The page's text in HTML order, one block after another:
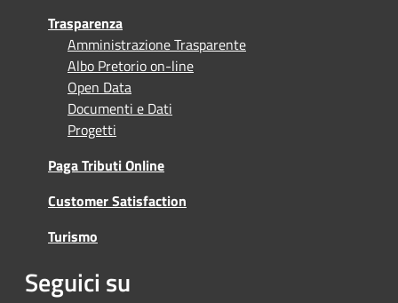
Trasparenza
Amministrazione Trasparente
Albo Pretorio on-line
Open Data
Documenti e Dati
Progetti
Paga Tributi Online
Customer Satisfaction
Turismo
Seguici su